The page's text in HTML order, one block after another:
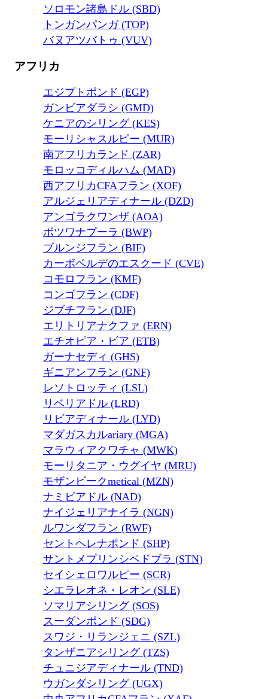
ソロモン諸島ドル (SBD)
トンガンパンガ (TOP)
バヌアツバトゥ (VUV)
アフリカ
エジプトポンド (EGP)
ガンビアダラシ (GMD)
ケニアのシリング (KES)
モーリシャスルピー (MUR)
南アフリカランド (ZAR)
モロッコディルハム (MAD)
西アフリカCFAフラン (XOF)
アルジェリアディナール (DZD)
アンゴラクワンザ (AOA)
ボツワナプーラ (BWP)
ブルンジフラン (BIF)
カーボベルデのエスクード (CVE)
コモロフラン (KMF)
コンゴフラン (CDF)
ジブチフラン (DJF)
エリトリアナクファ (ERN)
エチオピア・ビア (ETB)
ガーナセディ (GHS)
ギニアンフラン (GNF)
レソトロッティ (LSL)
リベリアドル (LRD)
リビアディナール (LYD)
マダガスカルariary (MGA)
マラウィアクワチャ (MWK)
モーリタニア・ウグイヤ (MRU)
モザンビークmetical (MZN)
ナミビアドル (NAD)
ナイジェリアナイラ (NGN)
ルワンダフラン (RWF)
セントヘレナポンド (SHP)
サントメプリンシペドブラ (STN)
セイシェロワルピー (SCR)
シエラレオネ・レオン (SLE)
ソマリアシリング (SOS)
スーダンポンド (SDG)
スワジ・リランジェニ (SZL)
タンザニアシリング (TZS)
チュニジアディナール (TND)
ウガンダシリング (UGX)